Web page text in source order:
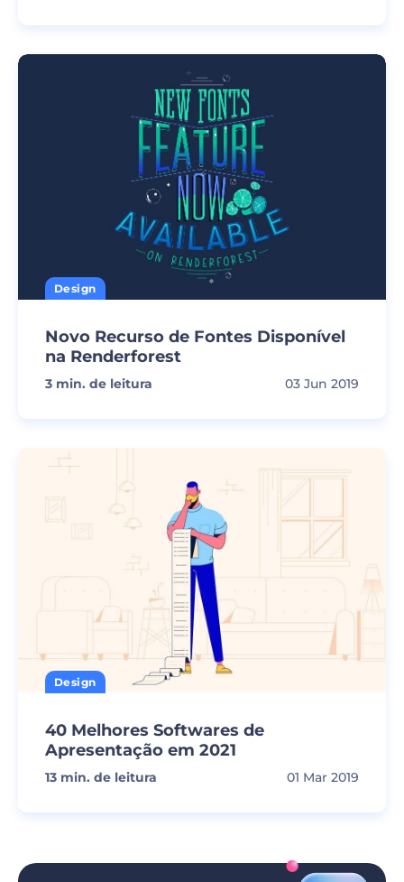
Design
Novo Recurso de Fontes Disponível
na Renderforest
3 min. de leitura 03 Jun 2019
Design
40 Melhores Softwares de
Apresentação em 2021
13 min. de leitura 01 Mar 2019